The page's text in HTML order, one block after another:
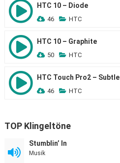
HTC 10 – Diode
46 HTC
HTC 10 – Graphite
50 HTC
HTC Touch Pro2 – Subtle
46 HTC
TOP Klingeltöne
Stumblin’ In
Musik